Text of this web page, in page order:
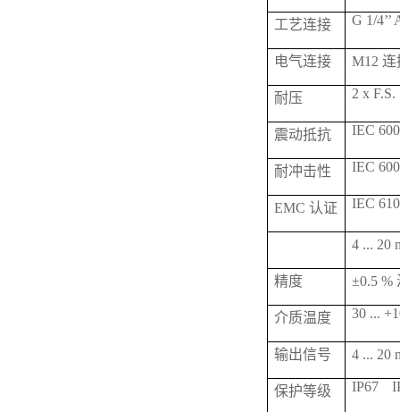
工艺连接 G 1/4’’
电气连接 M12
耐压 2 x F.S.
震动抵抗 IEC
耐冲击性 IEC
EMC 认证 IEC
4 ... 20
精度 ±0.5 %
介质温度 30 ...
输出信号 4 ... 20
保护等级 IP67